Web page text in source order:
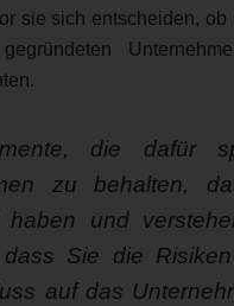
sie sich entscheiden,
die dafür
zu behalten,
haben und
dass Sie die
auf das